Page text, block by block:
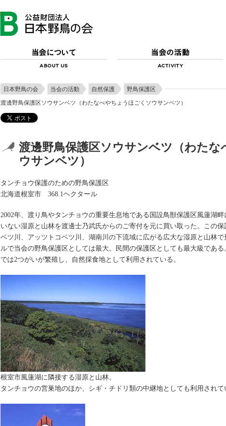
日本野鳥の会 当会の活動 自然保護
野鳥保護区
渡邊野鳥保護区ソウサンベツ（わたなべやちょうほごくソウサンベツ）
渡邊野鳥保護区ソウサンベツ（わたな
ウサンベツ）
タンチョウ保護のための野鳥保護区
北海道根室市 368.1ヘクタール
2002年、渡り鳥やタンチョウの重要生息地である国設鳥獣保護区風蓮湖
いない湿原と山林を渡邊士乃武氏からのご寄付を元に買い取った。この
ベツ川、アッツトコベツ川、湖南川の下流域に広がる広大な湿原と山林
ルで当会の野鳥保護区としては最大。民間の保護区としても最大級であ
では2つがいが繁殖し、自然採食地として利用されている。
根室市風蓮湖に隣接する湿原と山林。
タンチョウの営巣地のほか、シギ・チドリ類の中継地としても利用されて